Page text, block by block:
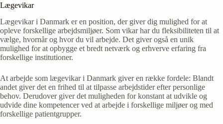
Lægevikar
Lægevikar i Danmark er en position, der giver dig mulighed for at
opleve forskellige arbejdsmiljøer. Som vikar har du fleksibiliteten til at
vælge, hvornår og hvor du vil arbejde. Det giver også en unik
mulighed for at opbygge et bredt netværk og erhverve erfaring fra
forskellige institutioner.
At arbejde som lægevikar i Danmark giver en række fordele: Blandt
andet giver det en frihed til at tilpasse arbejdstider efter personlige
behov. Derudover giver det muligheden for konstant at udvikle og
udvide dine kompetencer ved at arbejde i forskellige miljøer og med
forskellige patientgrupper.